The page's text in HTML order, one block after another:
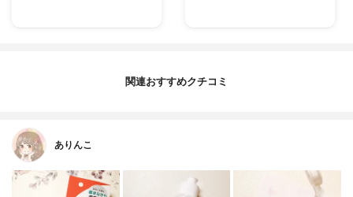
関連おすすめクチコミ
ありんこ